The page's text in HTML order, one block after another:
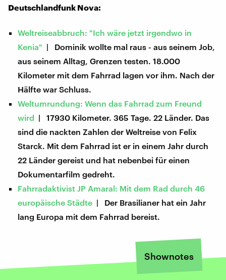
Deutschlandfunk Nova:
Weltreiseabbruch: "Ich wäre jetzt irgendwo in
Kenia" | Dominik wollte mal raus - aus seinem Job,
aus seinem Alltag, Grenzen testen. 18.000
Kilometer mit dem Fahrrad lagen vor ihm. Nach der
Hälfte war Schluss.
Weltumrundung: Wenn das Fahrrad zum Freund
wird | 17930 Kilometer. 365 Tage. 22 Länder. Das
sind die nackten Zahlen der Weltreise von Felix
Starck. Mit dem Fahrrad ist er in einem Jahr durch
22 Länder gereist und hat nebenbei für einen
Dokumentarfilm gedreht.
Fahrradaktivist JP Amaral: Mit dem Rad durch 46
europäische Städte | Der Brasilianer hat ein Jahr
lang Europa mit dem Fahrrad bereist.
Shownotes